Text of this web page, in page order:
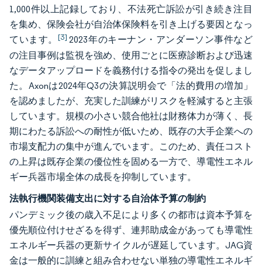
1,000件以上記録しており、不法死亡訴訟が引き続き注目
を集め、保険会社が自治体保険料を引き上げる要因となっ
ています。 [3] 2023年のキーナン・アンダーソン事件など
の注目事例は監視を強め、使用ごとに医療診断および迅速
なデータアップロードを義務付ける指令の発出を促しまし
た。Axonは2024年Q3の決算説明会で「法的費用の増加」
を認めましたが、充実した訓練がリスクを軽減すると主張
しています。規模の小さい競合他社は財務体力が薄く、長
期にわたる訴訟への耐性が低いため、既存の大手企業への
市場支配力の集中が進んでいます。このため、責任コスト
の上昇は既存企業の優位性を固める一方で、導電性エネル
ギー兵器市場全体の成長を抑制しています。
法執行機関装備支出に対する自治体予算の制約
パンデミック後の歳入不足により多くの都市は資本予算を
優先順位付けせざるを得ず、連邦助成金があっても導電性
エネルギー兵器の更新サイクルが遅延しています。JAG資
金は一般的に訓練と組み合わせない単独の導電性エネルギ